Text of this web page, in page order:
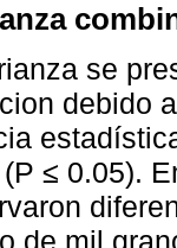
se
debido
≤ 0.05).
de mil